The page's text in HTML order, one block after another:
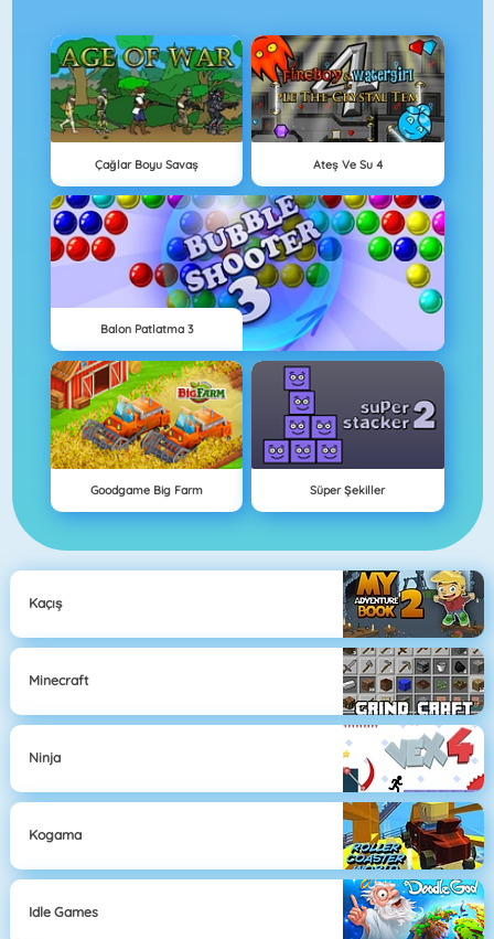
Çağlar Boyu Savaş Ateş Ve Su 4
Balon Patlatma 3
Goodgame Big Farm Süper Şekiller
Kaçış
Minecraft
Ninja
Kogama
Idle Games